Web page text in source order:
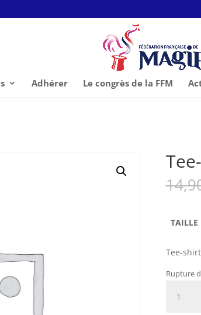
Adhérer Le congrès de la FFM
TAILLE
Tee-
Rupture